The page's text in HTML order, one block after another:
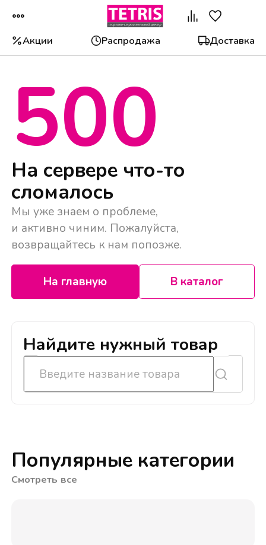
Акции Распродажа Доставка
500
На сервере что-то
сломалось
Мы уже знаем о проблеме,
и активно чиним. Пожалуйста,
возвращайтесь к нам попозже.
На главную В каталог
Найдите нужный товар
Популярные категории
Смотреть все